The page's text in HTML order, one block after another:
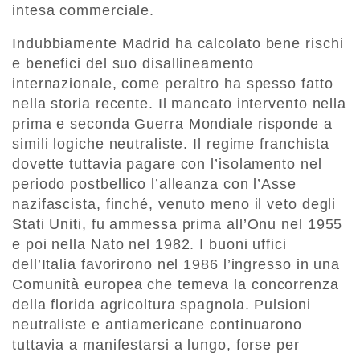
intesa commerciale.
Indubbiamente Madrid ha calcolato bene rischi
e benefici del suo disallineamento
internazionale, come peraltro ha spesso fatto
nella storia recente. Il mancato intervento nella
prima e seconda Guerra Mondiale risponde a
simili logiche neutraliste. Il regime franchista
dovette tuttavia pagare con l’isolamento nel
periodo postbellico l’alleanza con l’Asse
nazifascista, finché, venuto meno il veto degli
Stati Uniti, fu ammessa prima all’Onu nel 1955
e poi nella Nato nel 1982. I buoni uffici
dell’Italia favorirono nel 1986 l’ingresso in una
Comunità europea che temeva la concorrenza
della florida agricoltura spagnola. Pulsioni
neutraliste e antiamericane continuarono
tuttavia a manifestarsi a lungo, forse per